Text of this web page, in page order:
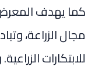
كما يهدف المعرض
مجال الزراعة،
للابتكارات